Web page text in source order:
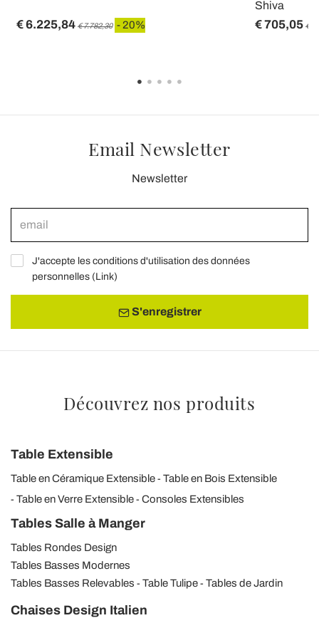
€ 6.225,84 € 7.782,30 - 20%
Shiva
€ 705,05 €
Email Newsletter
Newsletter
J'accepte les conditions d'utilisation des données
personnelles (Link)
S'enregistrer
Découvrez nos produits
Table Extensible
Table en Céramique Extensible
Table en Bois Extensible
Table en Verre Extensible
Consoles Extensibles
Tables Salle à Manger
Tables Rondes Design
Tables Basses Modernes
Tables Basses Relevables
Table Tulipe Tables de Jardin
Chaises Design Italien